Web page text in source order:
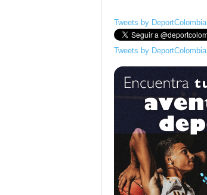
Tweets by DeportColombia
Tweets by DeportColombia